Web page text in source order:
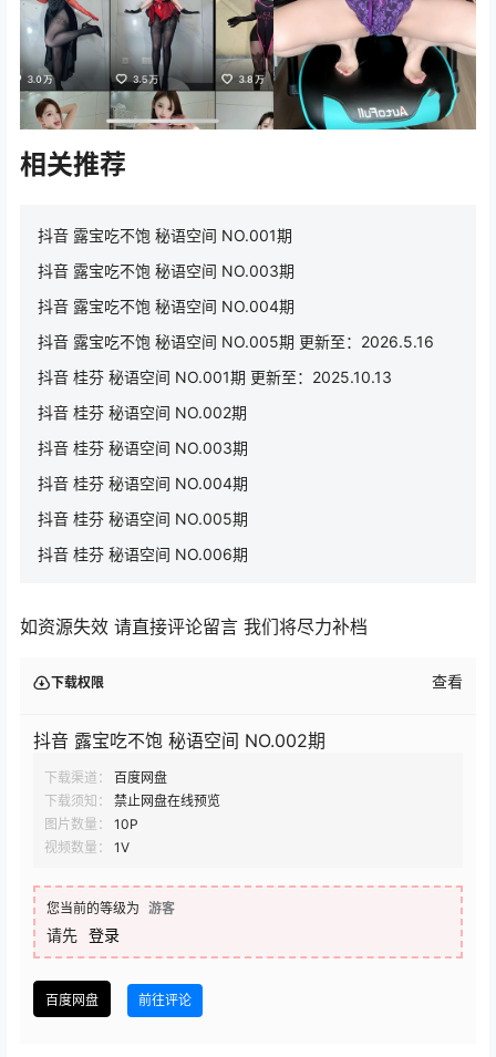
相关推荐
抖音 露宝吃不饱 秘语空间 NO.001期
抖音 露宝吃不饱 秘语空间 NO.003期
抖音 露宝吃不饱 秘语空间 NO.004期
抖音 露宝吃不饱 秘语空间 NO.005期 更新至：2026.5.16
抖音 桂芬 秘语空间 NO.001期 更新至：2025.10.13
抖音 桂芬 秘语空间 NO.002期
抖音 桂芬 秘语空间 NO.003期
抖音 桂芬 秘语空间 NO.004期
抖音 桂芬 秘语空间 NO.005期
抖音 桂芬 秘语空间 NO.006期
如资源失效 请直接评论留言 我们将尽力补档
下载权限 查看
抖音 露宝吃不饱 秘语空间 NO.002期
下载渠道：
百度网盘
下载须知：
禁止网盘在线预览
图片数量：
10P
视频数量：
1V
您当前的等级为 游客
请先 登录
百度网盘 前往评论